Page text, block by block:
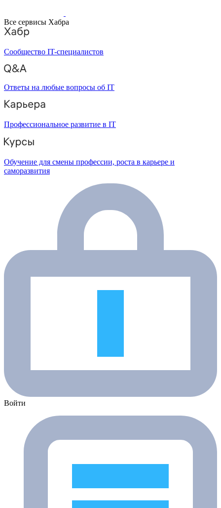
Все сервисы Хабра
Сообщество IT-специалистов
Ответы на любые вопросы об IT
Профессиональное развитие в IT
Обучение для смены профессии, роста в карьере и
саморазвития
Войти